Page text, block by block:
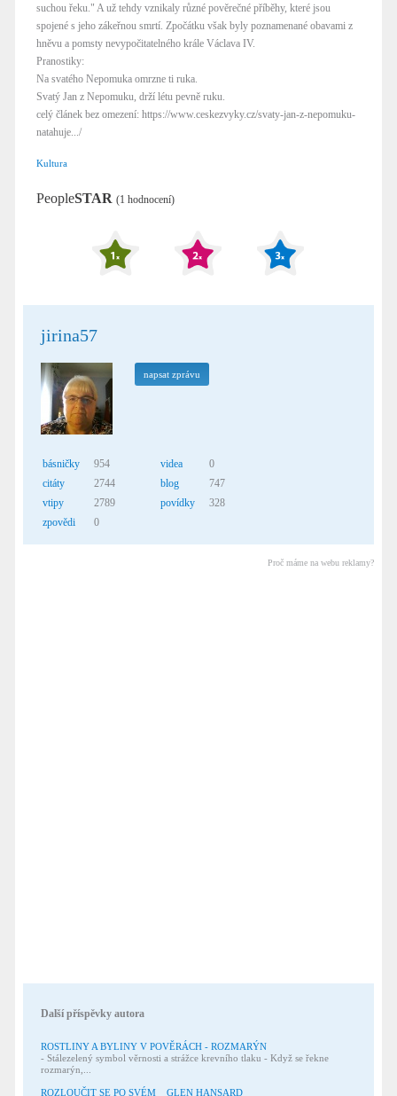
suchou řeku." A už tehdy vznikaly různé pověrečné příběhy, které jsou
spojené s jeho zákeřnou smrtí. Zpočátku však byly poznamenané obavami z
hněvu a pomsty nevypočitatelného krále Václava IV.
Pranostiky:
Na svatého Nepomuka omrzne ti ruka.
Svatý Jan z Nepomuku, drží létu pevně ruku.
celý článek bez omezení: https://www.ceskezvyky.cz/svaty-jan-z-nepomuku-
natahuje.../
Kultura
PeopleSTAR (1 hodnocení)
jirina57
napsat zprávu
básničky
954
citáty
2744
vtipy
2789
zpovědi
0
videa
0
blog
747
povídky
328
Proč máme na webu reklamy?
Další příspěvky autora
ROSTLINY A BYLINY V POVĚRÁCH - ROZMARÝN
- Stálezelený symbol věrnosti a strážce krevního tlaku - Když se řekne
rozmarýn,...
ROZLOUČIT SE PO SVÉM _ GLEN HANSARD